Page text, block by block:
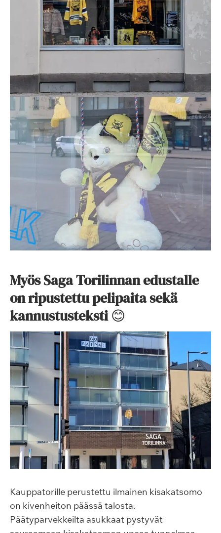
Myös Saga Torilinnan edustalle
on ripustettu pelipaita sekä
kannustusteksti😊
Kauppatorille perustettu ilmainen kisakatsomo
on kivenheiton päässä talosta.
Päätyparvekkeilta asukkaat pystyvät